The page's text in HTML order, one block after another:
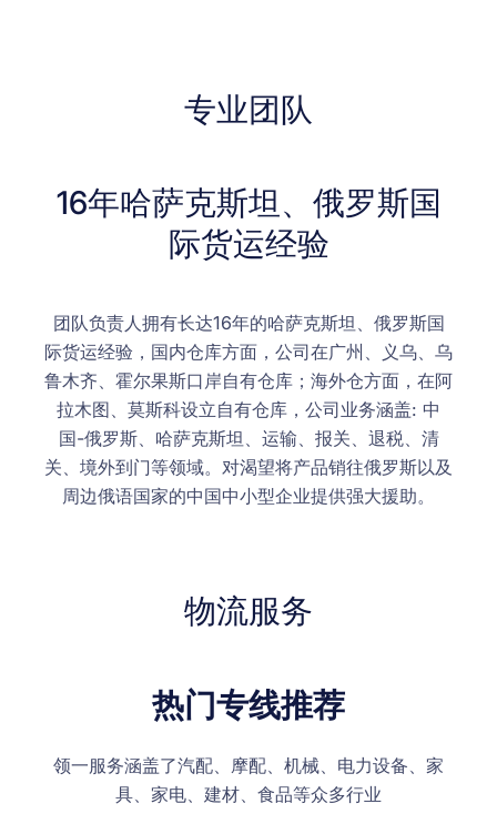
专业团队
16年哈萨克斯坦、俄罗斯国
际货运经验
团队负责人拥有长达16年的哈萨克斯坦、俄罗斯国
际货运经验，国内仓库方面，公司在广州、义乌、乌
鲁木齐、霍尔果斯口岸自有仓库；海外仓方面，在阿
拉木图、莫斯科设立自有仓库，公司业务涵盖: 中
国-俄罗斯、哈萨克斯坦、运输、报关、退税、清
关、境外到门等领域。对渴望将产品销往俄罗斯以及
周边俄语国家的中国中小型企业提供强大援助。
物流服务
热门专线推荐
领一服务涵盖了汽配、摩配、机械、电力设备、家
具、家电、建材、食品等众多行业